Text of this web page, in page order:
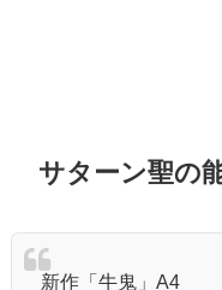
サターン聖の
新作「牛鬼」A4